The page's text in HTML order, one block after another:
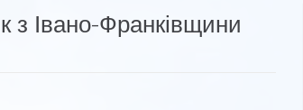
з Івано-Франківщини